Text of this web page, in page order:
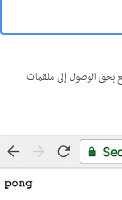
بحق الوصول إلى ملقمات